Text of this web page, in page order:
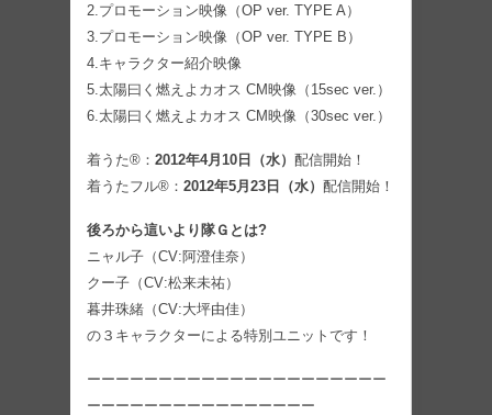
2.プロモーション映像（OP ver. TYPE A）
3.プロモーション映像（OP ver. TYPE B）
4.キャラクター紹介映像
5.太陽曰く燃えよカオス CM映像（15sec ver.）
6.太陽曰く燃えよカオス CM映像（30sec ver.）
着うた®： 2012年4月10日（水） 配信開始！
着うたフル®： 2012年5月23日（水） 配信開始！
後ろから這いより隊Ｇとは?
ニャル子（CV:阿澄佳奈）
クー子（CV:松来未祐）
暮井珠緒（CV:大坪由佳）
の３キャラクターによる特別ユニットです！
ーーーーーーーーーーーーーーーーーーーーー
ーーーーーーーーーーーーーーーー